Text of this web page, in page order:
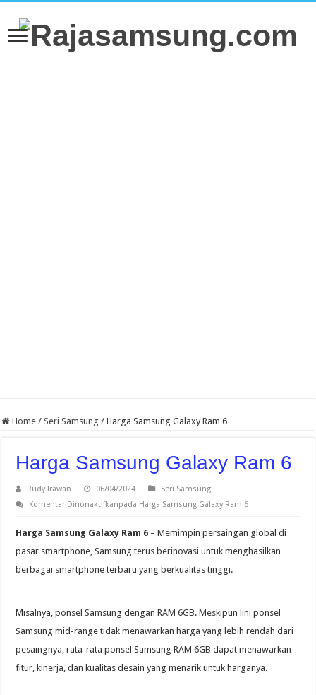
Home / Seri Samsung / Harga Samsung Galaxy Ram 6
Harga Samsung Galaxy Ram 6
Rudy Irawan 06/04/2024
Seri Samsung
Komentar Dinonaktifkanpada Harga Samsung Galaxy Ram 6
Harga Samsung Galaxy Ram 6 – Memimpin persaingan global di
pasar smartphone, Samsung terus berinovasi untuk menghasilkan
berbagai smartphone terbaru yang berkualitas tinggi.
Misalnya, ponsel Samsung dengan RAM 6GB. Meskipun lini ponsel
Samsung mid-range tidak menawarkan harga yang lebih rendah dari
pesaingnya, rata-rata ponsel Samsung RAM 6GB dapat menawarkan
fitur, kinerja, dan kualitas desain yang menarik untuk harganya.